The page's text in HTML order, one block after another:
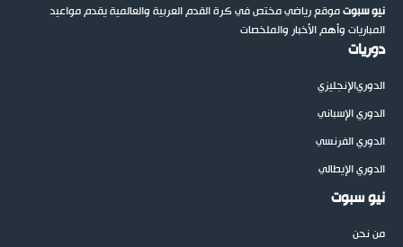
نيو سبوتموقع رياضي مختص في كرة القدم العربية والعالمية يقدم مواعيد
المباريات وأهم الأخبار والملخصات
دوريات
الدوريالإنجليزي
الدوري الإسباني
الدوري الفرنسي
الدوري الإيطالي
نيو سبوت
من نحن